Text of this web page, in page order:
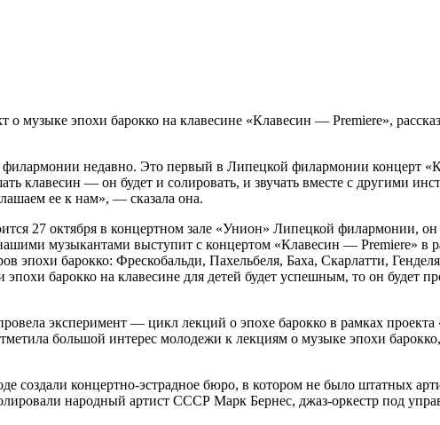
о музыке эпохи барокко на клавесине «Клавесин — Premiere»,
недавно. Это первый в Липецкой филармонии концерт
клавесин — он будет и солировать, и звучать вместе с другими
ее к нам», — сказала она.
27 октября в концертном зале «Унион» Липецкой филармонии,
музыкантами выступит с концертом «Клавесин — Premiere» в
эпохи барокко: Фрескобальди, Пахельбеля, Баха, Скарлатти,
барокко на клавесине для детей будет успешным, то он будет
эксперимент — цикл лекций о эпохе барокко в рамках
большой интерес молодежи к лекциям о музыке эпохи
создали концертно-эстрадное бюро, в котором не было штатных
народный артист СССР Марк Бернес, джаз-оркестр под